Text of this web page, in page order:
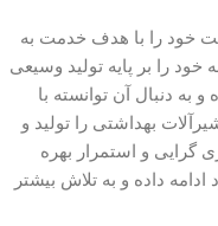
راسان در سال 1376 فعالیت خود را با هدف خدمت به
را بر پایه تولید وسیعی
به دنبال آن توانسته با
بهداشتی را تولید و
گرایی و استمرار بهره
داده و به تلاش بیشتر